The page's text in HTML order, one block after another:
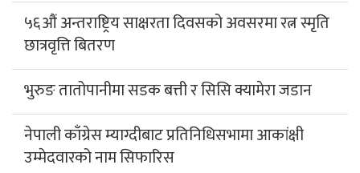
५६औं अन्तराष्ट्रिय साक्षरता दिवसको अवसरमा रत्न स्मृति
छात्रवृत्ति बितरण
भुरुङ तातोपानीमा सडक बत्ती र सिसि क्यामेरा जडान
नेपाली काँग्रेस म्याग्दीबाट प्रतिनिधिसभामा आकांक्षी
उम्मेदवारको नाम सिफारिस